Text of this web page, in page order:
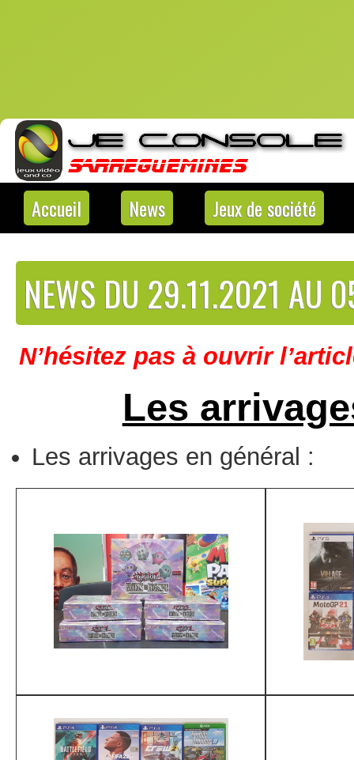
Accueil News Jeux de société
NEWS DU 29.11.2021 AU
N’hésitez pas à ouvrir
Les
Les arrivages en général :